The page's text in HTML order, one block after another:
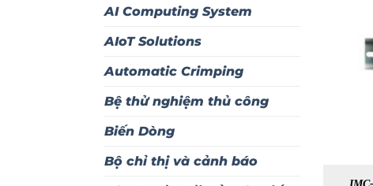
AI Computing System
AIoT Solutions
Automatic Crimping
Bệ thử nghiệm thủ công
Biến Dòng
Bộ chỉ thị và cảnh báo